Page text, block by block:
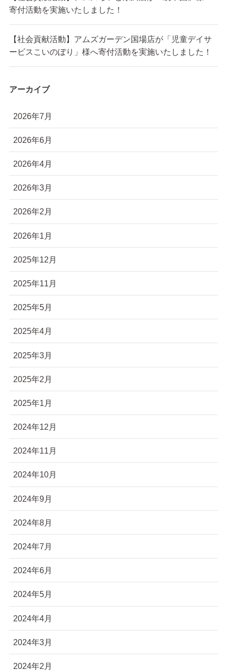
寄付活動を実施いたしました！
【社会貢献活動】アムズガーデン国場店が「児童デイサ
ービスこいのぼり」様へ寄付活動を実施いたしました！
アーカイブ
2026年7月
2026年6月
2026年4月
2026年3月
2026年2月
2026年1月
2025年12月
2025年11月
2025年5月
2025年4月
2025年3月
2025年2月
2025年1月
2024年12月
2024年11月
2024年10月
2024年9月
2024年8月
2024年7月
2024年6月
2024年5月
2024年4月
2024年3月
2024年2月